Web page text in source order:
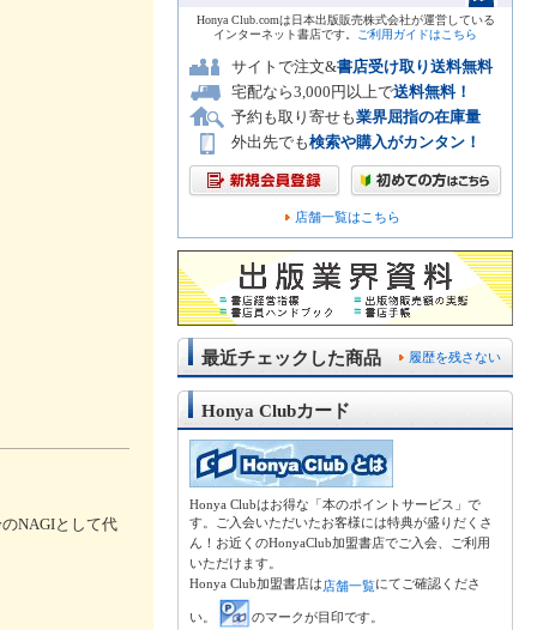
NAGIとして代
Honya Club.comは日本出版販売株式会社が運営している
インターネット書店です。
ご利用ガイドはこちら
サイトで注文&書店受け取り送料無料
宅配なら3,000円以上で送料無料！
予約も取り寄せも業界屈指の在庫量
外出先でも検索や購入がカンタン！
店舗一覧はこちら
履歴を残さない
最近チェックした商品
Honya Clubカード
Honya Clubはお得な「本のポイントサービス」で
す。ご入会いただいたお客様には特典が盛りだくさ
ん！お近くのHonyaClub加盟書店でご入会、ご利用
いただけます。
Honya Club加盟書店は店舗一覧にてご確認くださ
い。
のマークが目印です。